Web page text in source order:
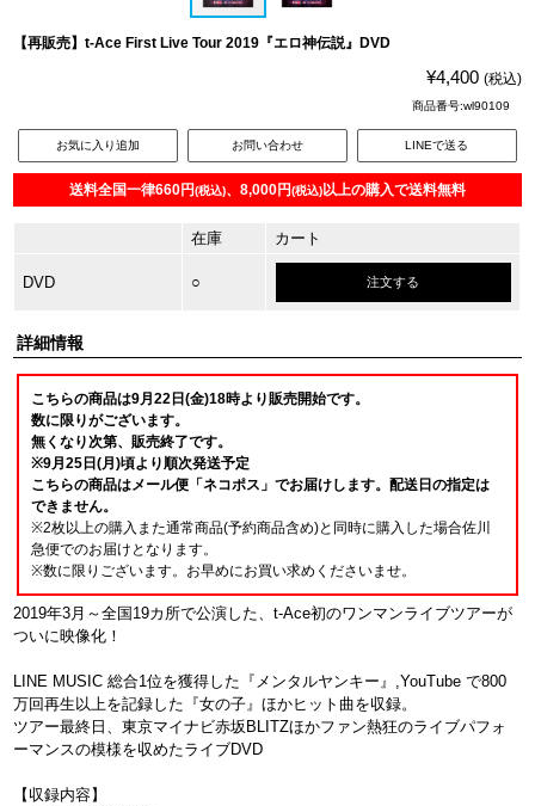
【再販売】t-Ace First Live Tour 2019『エロ神伝説』DVD
¥4,400 (税込)
商品番号:wl90109
お気に入り追加 お問い合わせ LINEで送る
送料全国一律660円(税込)、8,000円(税込)以上の購入で送料無料
在庫 カート
DVD ○ 注文する
詳細情報
こちらの商品は9月22日(金)18時より販売開始です。
数に限りがございます。
無くなり次第、販売終了です。
※9月25日(月)頃より順次発送予定
こちらの商品はメール便「ネコポス」でお届けします。配送日の指定は
できません。
※2枚以上の購入また通常商品(予約商品含め)と同時に購入した場合佐川
急便でのお届けとなります。
※数に限りございます。お早めにお買い求めくださいませ。
2019年3月～全国19カ所で公演した、t-Ace初のワンマンライブツアーが
ついに映像化！
LINE MUSIC 総合1位を獲得した『メンタルヤンキー』,YouTube で800
万回再生以上を記録した『女の子』ほかヒット曲を収録。
ツアー最終日、東京マイナビ赤坂BLITZほかファン熱狂のライブパフォ
ーマンスの模様を収めたライブDVD
【収録内容】